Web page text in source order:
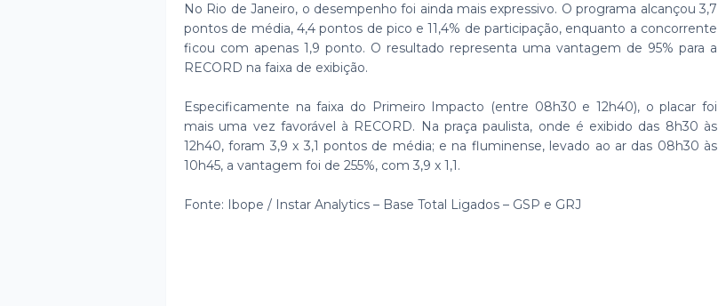
No Rio de Janeiro, o desempenho foi ainda mais expressivo. O programa alcançou 3,7
pontos de média, 4,4 pontos de pico e 11,4% de participação, enquanto a concorrente
ficou com apenas 1,9 ponto. O resultado representa uma vantagem de 95% para a
RECORD na faixa de exibição.
Especificamente na faixa do Primeiro Impacto (entre 08h30 e 12h40), o placar foi
mais uma vez favorável à RECORD. Na praça paulista, onde é exibido das 8h30 às
12h40, foram 3,9 x 3,1 pontos de média; e na fluminense, levado ao ar das 08h30 às
10h45, a vantagem foi de 255%, com 3,9 x 1,1.
Fonte: Ibope / Instar Analytics – Base Total Ligados – GSP e GRJ